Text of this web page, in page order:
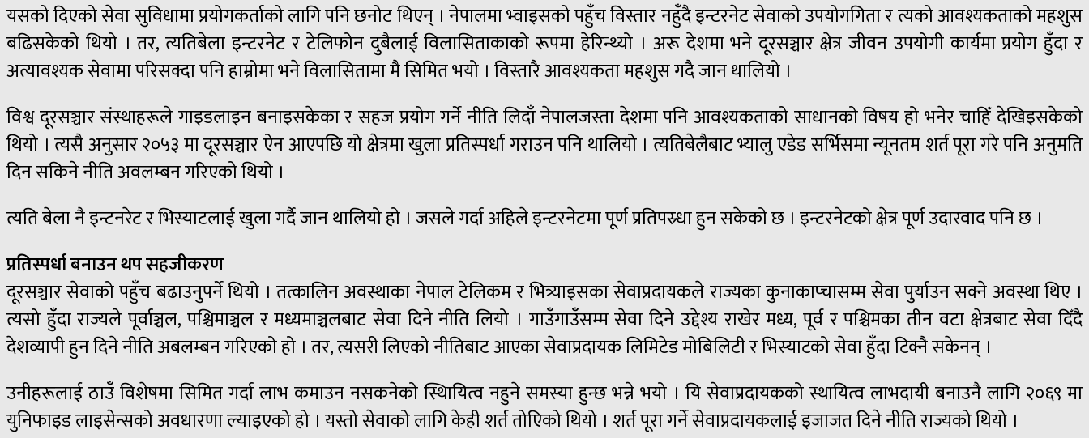
यसको दिएको सेवा सुविधामा प्रयोगकर्ताको लागि पनि छनोट थिएन् । नेपालमा भ्वाइसको पहुँच विस्तार नहुँदै इन्टरनेट सेवाको उपयोगगिता र त्यको आवश्यकताको महशुस
बढिसकेको थियो । तर, त्यतिबेला इन्टरनेट र टेलिफोन दुबैलाई विलासिताकाको रूपमा हेरिन्थ्यो । अरू देशमा भने दूरसञ्चार क्षेत्र जीवन उपयोगी कार्यमा प्रयोग हुँदा र
अत्यावश्यक सेवामा परिसक्दा पनि हाम्रोमा भने विलासितामा मै सिमित भयो । विस्तारै आवश्यकता महशुस गदै जान थालियो ।
विश्व दूरसञ्चार संस्थाहरूले गाइडलाइन बनाइसकेका र सहज प्रयोग गर्ने नीति लिदाँ नेपालजस्ता देशमा पनि आवश्यकताको साधानको विषय हो भनेर चाहिँ देखिइसकेको
थियो । त्यसै अनुसार २०५३ मा दूरसञ्चार ऐन आएपछि यो क्षेत्रमा खुला प्रतिस्पर्धा गराउन पनि थालियो । त्यतिबेलैबाट भ्यालु एडेड सर्भिसमा न्यूनतम शर्त पूरा गरे पनि अनुमति
दिन सकिने नीति अवलम्बन गरिएको थियो ।
त्यति बेला नै इन्टनरेट र भिस्याटलाई खुला गर्दै जान थालियो हो । जसले गर्दा अहिले इन्टरनेटमा पूर्ण प्रतिपस्र्धा हुन सकेको छ । इन्टरनेटको क्षेत्र पूर्ण उदारवाद पनि छ ।
प्रतिस्पर्धा बनाउन थप सहजीकरण
दूरसञ्चार सेवाको पहुँच बढाउनुपर्ने थियो । तत्कालिन अवस्थाका नेपाल टेलिकम र भित्र्याइसका सेवाप्रदायकले राज्यका कुनाकाप्चासम्म सेवा पुर्याउन सक्ने अवस्था थिए ।
त्यसो हुँदा राज्यले पूर्वाञ्चल, पश्चिमाञ्चल र मध्यमाञ्चलबाट सेवा दिने नीति लियो । गाउँगाउँसम्म सेवा दिने उद्देश्य राखेर मध्य, पूर्व र पश्चिमका तीन वटा क्षेत्रबाट सेवा दिँदै
देशव्यापी हुन दिने नीति अबलम्बन गरिएको हो । तर, त्यसरी लिएको नीतिबाट आएका सेवाप्रदायक लिमिटेड मोबिलिटी र भिस्याटको सेवा हुँदा टिक्नै सकेनन् ।
उनीहरूलाई ठाउँ विशेषमा सिमित गर्दा लाभ कमाउन नसकनेको स्थिायित्व नहुने समस्या हुन्छ भन्ने भयो । यि सेवाप्रदायकको स्थायित्व लाभदायी बनाउनै लागि २०६९ मा
युनिफाइड लाइसेन्सको अवधारणा ल्याइएको हो । यस्तो सेवाको लागि केही शर्त तोएिको थियो । शर्त पूरा गर्ने सेवाप्रदायकलाई इजाजत दिने नीति राज्यको थियो ।